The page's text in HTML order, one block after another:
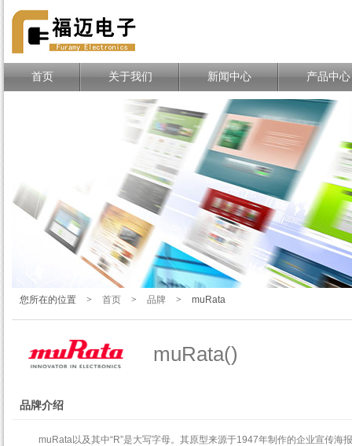
TE、MOLEX、DELPHI连接
器一站式分销商
首页 关于我们 新闻中心 产品中心
您所在的位置 > 首页 > 品牌 > muRata
muRata()
品牌介绍
muRata以及其中“R”是大写字母。其原型来源于1947年制作的企业宣传